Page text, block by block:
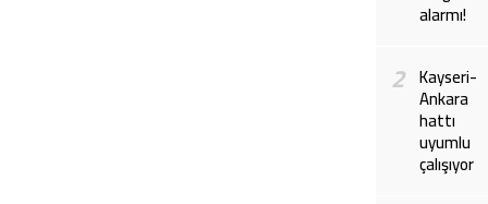
alarmı!
2 Kayseri-
Ankara
hattı
uyumlu
çalışıyor